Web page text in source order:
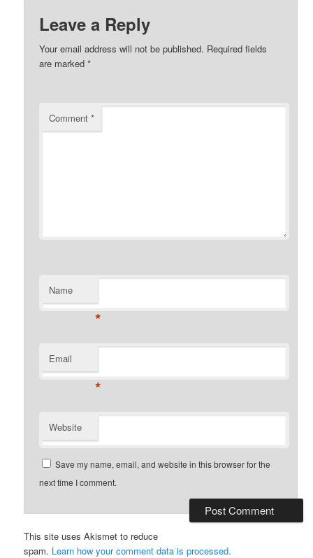
Leave a Reply
Your email address will not be published. Required fields
are marked*
Comment*
Name
*
Email
*
Website
Save my name, email, and website in this browser for the
next time I comment.
This site uses Akismet to reduce
spam. Learn how your comment data is processed.